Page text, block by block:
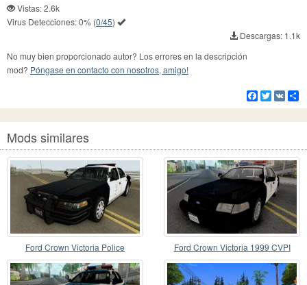
Vistas: 2.6k
Virus Detecciones:0% (0/45)
Descargas: 1.1k
No muy bien proporcionado autor? Los errores en la descripción
mod? Póngase en contacto con nosotros, amigo!
Facebook
Twitter
VK
Mods similares
Ford Crown Victoria Police
Interceptor
Ford Crown Victoria 1999 CVPI
LAPD v2